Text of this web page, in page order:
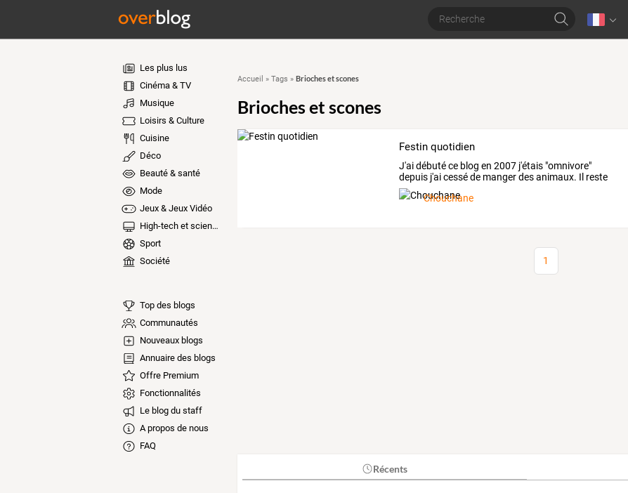
Les plus lus
Cinéma & TV
Musique
Loisirs & Culture
Cuisine
Déco
Beauté & santé
Mode
Jeux & Jeux Vidéo
High-tech et sciences
Sport
Société
Top des blogs
Communautés
Nouveaux blogs
Annuaire des blogs
Offre Premium
Fonctionnalités
Le blog du staff
A propos de nous
FAQ
Accueil » Tags » Brioches et scones
Brioches et scones
Festin quotidien
J'aidébutéce blog en 2007 j'étais "omnivore"
depuis j'aicesséde mangerdesanimaux. Il reste
encore
Chouchane
1
Récents